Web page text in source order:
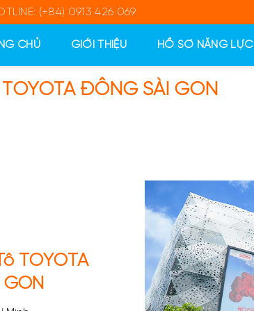
(+84) 0913 426 069
CHỦ GIỚI THIỆU HỒ SƠ NĂNG LỰC
ĐÔNG SÀI GÒN
TOYOTA